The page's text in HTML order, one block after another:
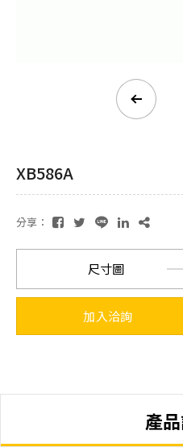
XB586A
分享：
尺寸圖
加入洽詢
產